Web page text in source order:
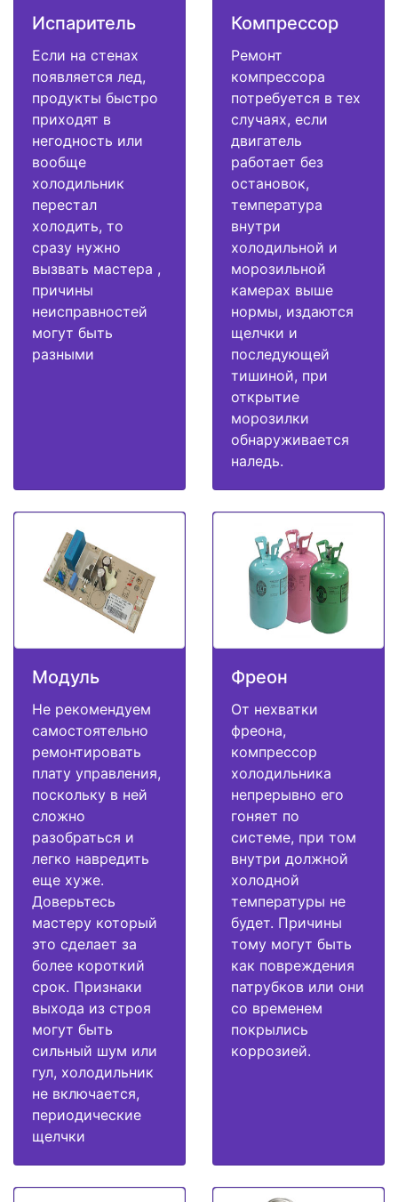
Испаритель
Если на стенах
появляется лед,
продукты быстро
приходят в
негодность или
вообще
холодильник
перестал
холодить, то
сразу нужно
вызвать мастера ,
причины
неисправностей
могут быть
разными
Компрессор
Ремонт
компрессора
потребуется в тех
случаях, если
двигатель
работает без
остановок,
температура
внутри
холодильной и
морозильной
камерах выше
нормы, издаются
щелчки и
последующей
тишиной, при
открытие
морозилки
обнаруживается
наледь.
Модуль
Не рекомендуем
самостоятельно
ремонтировать
плату управления,
поскольку в ней
сложно
разобраться и
легко навредить
еще хуже.
Доверьтесь
мастеру который
это сделает за
более короткий
срок. Признаки
выхода из строя
могут быть
сильный шум или
гул, холодильник
не включается,
периодические
щелчки
Фреон
От нехватки
фреона,
компрессор
холодильника
непрерывно его
гоняет по
системе, при том
внутри должной
холодной
температуры не
будет. Причины
тому могут быть
как повреждения
патрубков или они
со временем
покрылись
коррозией.